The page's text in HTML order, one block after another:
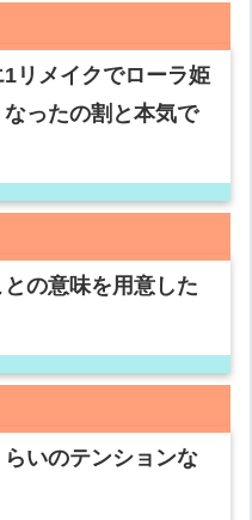
リメイクでローラ姫
ったの割と本気で
の意味を用意した
いのテンションな